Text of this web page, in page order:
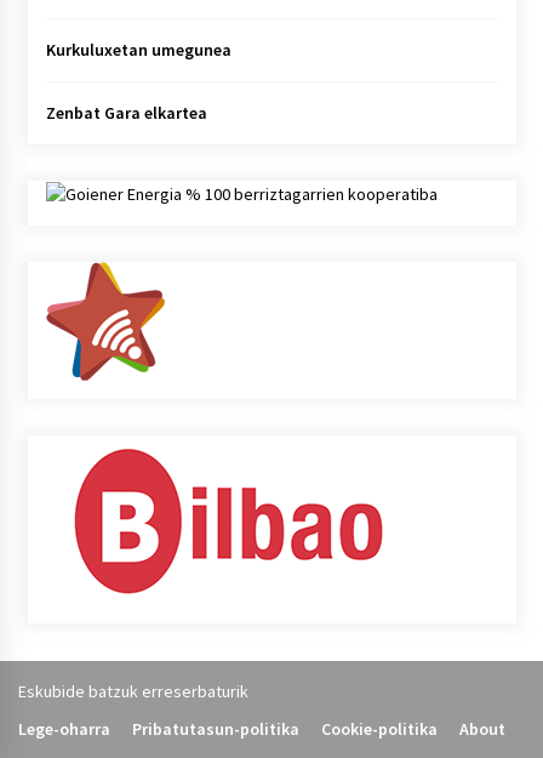
Kurkuluxetan umegunea
Zenbat Gara elkartea
Eskubide batzuk erreserbaturik
Lege-oharra
Pribatutasun-politika Cookie-politika About